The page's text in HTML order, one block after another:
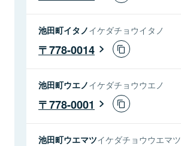
池田町イタノイケダチョウイタノ
778-0014
池田町ウエノイケダチョウウエノ
778-0001
池田町ウエマツイケダチョウウエマツ